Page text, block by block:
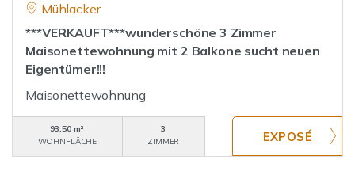
Mühlacker
***VERKAUFT***wunderschöne 3 Zimmer
Maisonettewohnung mit 2 Balkone sucht neuen
Eigentümer!!!
Maisonettewohnung
93,50 m²
WOHNFLÄCHE
3
ZIMMER